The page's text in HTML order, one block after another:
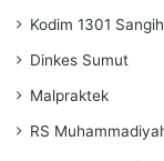
Kodim 1301
Dinkes Sumut
Malpraktek
RS